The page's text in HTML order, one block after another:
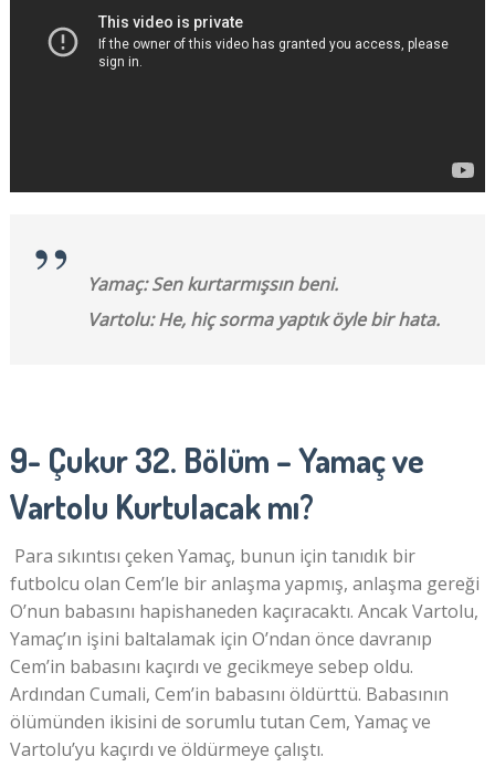
Yamaç: Sen kurtarmışsın beni.
Vartolu: He, hiç sorma yaptık öyle bir hata.
9- Çukur 32. Bölüm – Yamaç ve
Vartolu Kurtulacak mı?
Para sıkıntısı çeken Yamaç, bunun için tanıdık bir
futbolcu olan Cem’le bir anlaşma yapmış, anlaşma gereği
O’nun babasını hapishaneden kaçıracaktı. Ancak Vartolu,
Yamaç’ın işini baltalamak için O’ndan önce davranıp
Cem’in babasını kaçırdı ve gecikmeye sebep oldu.
Ardından Cumali, Cem’in babasını öldürttü. Babasının
ölümünden ikisini de sorumlu tutan Cem, Yamaç ve
Vartolu’yu kaçırdı ve öldürmeye çalıştı.